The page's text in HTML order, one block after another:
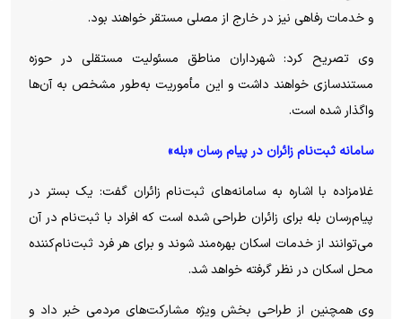
و خدمات رفاهی نیز در خارج از مصلی مستقر خواهند بود.
وی تصریح کرد: شهرداران مناطق مسئولیت مستقلی در حوزه
مستندسازی خواهند داشت و این مأموریت به‌طور مشخص به آن‌ها
واگذار شده است.
سامانه‌ ثبت‌نام زائران در پیام رسان «بله»
غلامزاده با اشاره به سامانه‌های ثبت‌نام زائران گفت: یک بستر در
پیام‌رسان بله برای زائران طراحی شده است که افراد با ثبت‌نام در آن
می‌توانند از خدمات اسکان بهره‌مند شوند و برای هر فرد ثبت‌نام‌کننده
محل اسکان در نظر گرفته خواهد شد.
وی همچنین از طراحی بخش ویژه مشارکت‌های مردمی خبر داد و